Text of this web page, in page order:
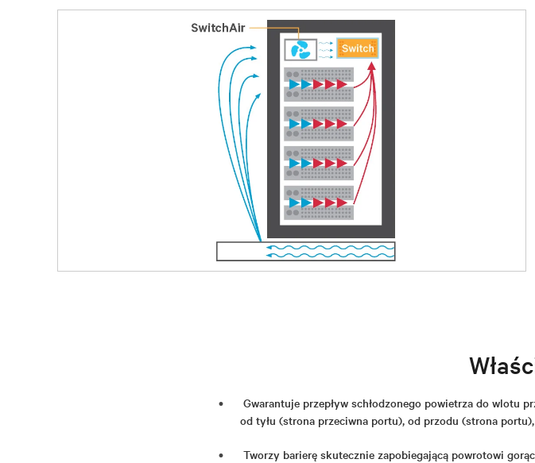
Gwarantuje przepływ schłodzonego powietrza do wlotu
od tyłu (strona przeciwna portu), od przodu (strona
Tworzy barierę skutecznie zapobiegającą powrotowi